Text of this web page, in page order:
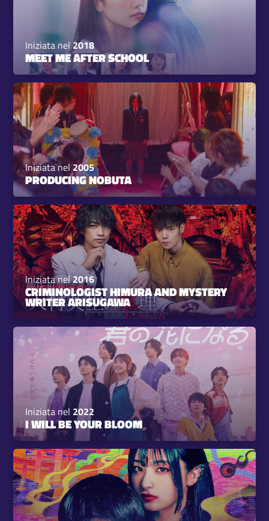
Iniziata nel2018
MEET ME AFTER SCHOOL
Iniziata nel2005
PRODUCING NOBUTA
Iniziata nel2016
CRIMINOLOGIST HIMURA AND MYSTERY
WRITER ARISUGAWA
Iniziata nel 2022
I WILL BE YOUR BLOOM